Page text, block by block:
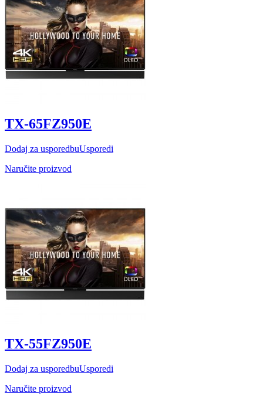
TX-65FZ950E
Dodaj za usporedbuUsporedi
Naručite proizvod
TX-55FZ950E
Dodaj za usporedbuUsporedi
Naručite proizvod